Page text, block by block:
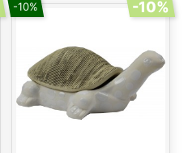
-10% -10%